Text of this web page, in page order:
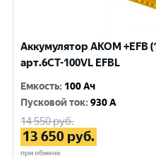
Аккумулятор AKOM +EFB
арт.6СТ-100VL EFBL
Емкость: 100 Ач
Пусковой ток:930 A
14 550руб.
13 650 руб.
при обмене